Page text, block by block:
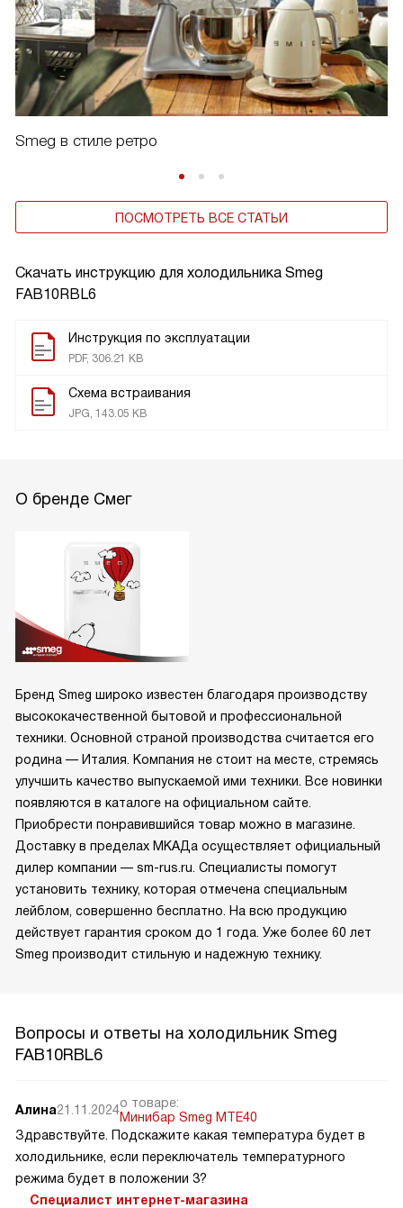
Скачать инструкцию для холодильника Smeg
FAB10RBL6
Инструкция по эксплуатации
PDF, 306.21 KB
Схема встраивания
JPG, 143.05 KB
Smeg в стиле ретро
ПОСМОТРЕТЬ ВСЕ СТАТЬИ
О бренде Смег
Бренд Smeg широко известен благодаря производству
высококачественной бытовой и профессиональной
техники. Основной страной производства считается его
родина — Италия. Компания не стоит на месте, стремясь
улучшить качество выпускаемой ими техники. Все новинки
появляются в каталоге на официальном сайте.
Приобрести понравившийся товар можно в магазине.
Доставку в пределах МКАДа осуществляет официальный
дилер компании — sm-rus.ru. Специалисты помогут
установить технику, которая отмечена специальным
лейблом, совершенно бесплатно. На всю продукцию
действует гарантия сроком до 1 года. Уже более 60 лет
Smeg производит стильную и надежную технику.
Вопросы и ответы на холодильник Smeg
FAB10RBL6
Алина21.11.2024о товаре:
Минибар Smeg MTE40
Здравствуйте. Подскажите какая температура будет в
холодильнике, если переключатель температурного
режима будет в положении 3?
Специалист интернет-магазина